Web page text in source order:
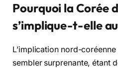
Pourquoi la Corée
s’implique-t-elle
L’implication nord-
sembler surprenante, étant